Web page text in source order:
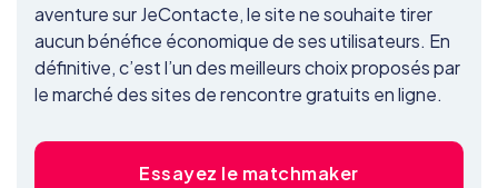
aventure sur JeContacte, le site ne souhaite tirer
aucun bénéfice économique de ses utilisateurs. En
définitive, c’est l’un des meilleurs choix proposés par
le marché des sites de rencontre gratuits en ligne.
Essayez le matchmaker